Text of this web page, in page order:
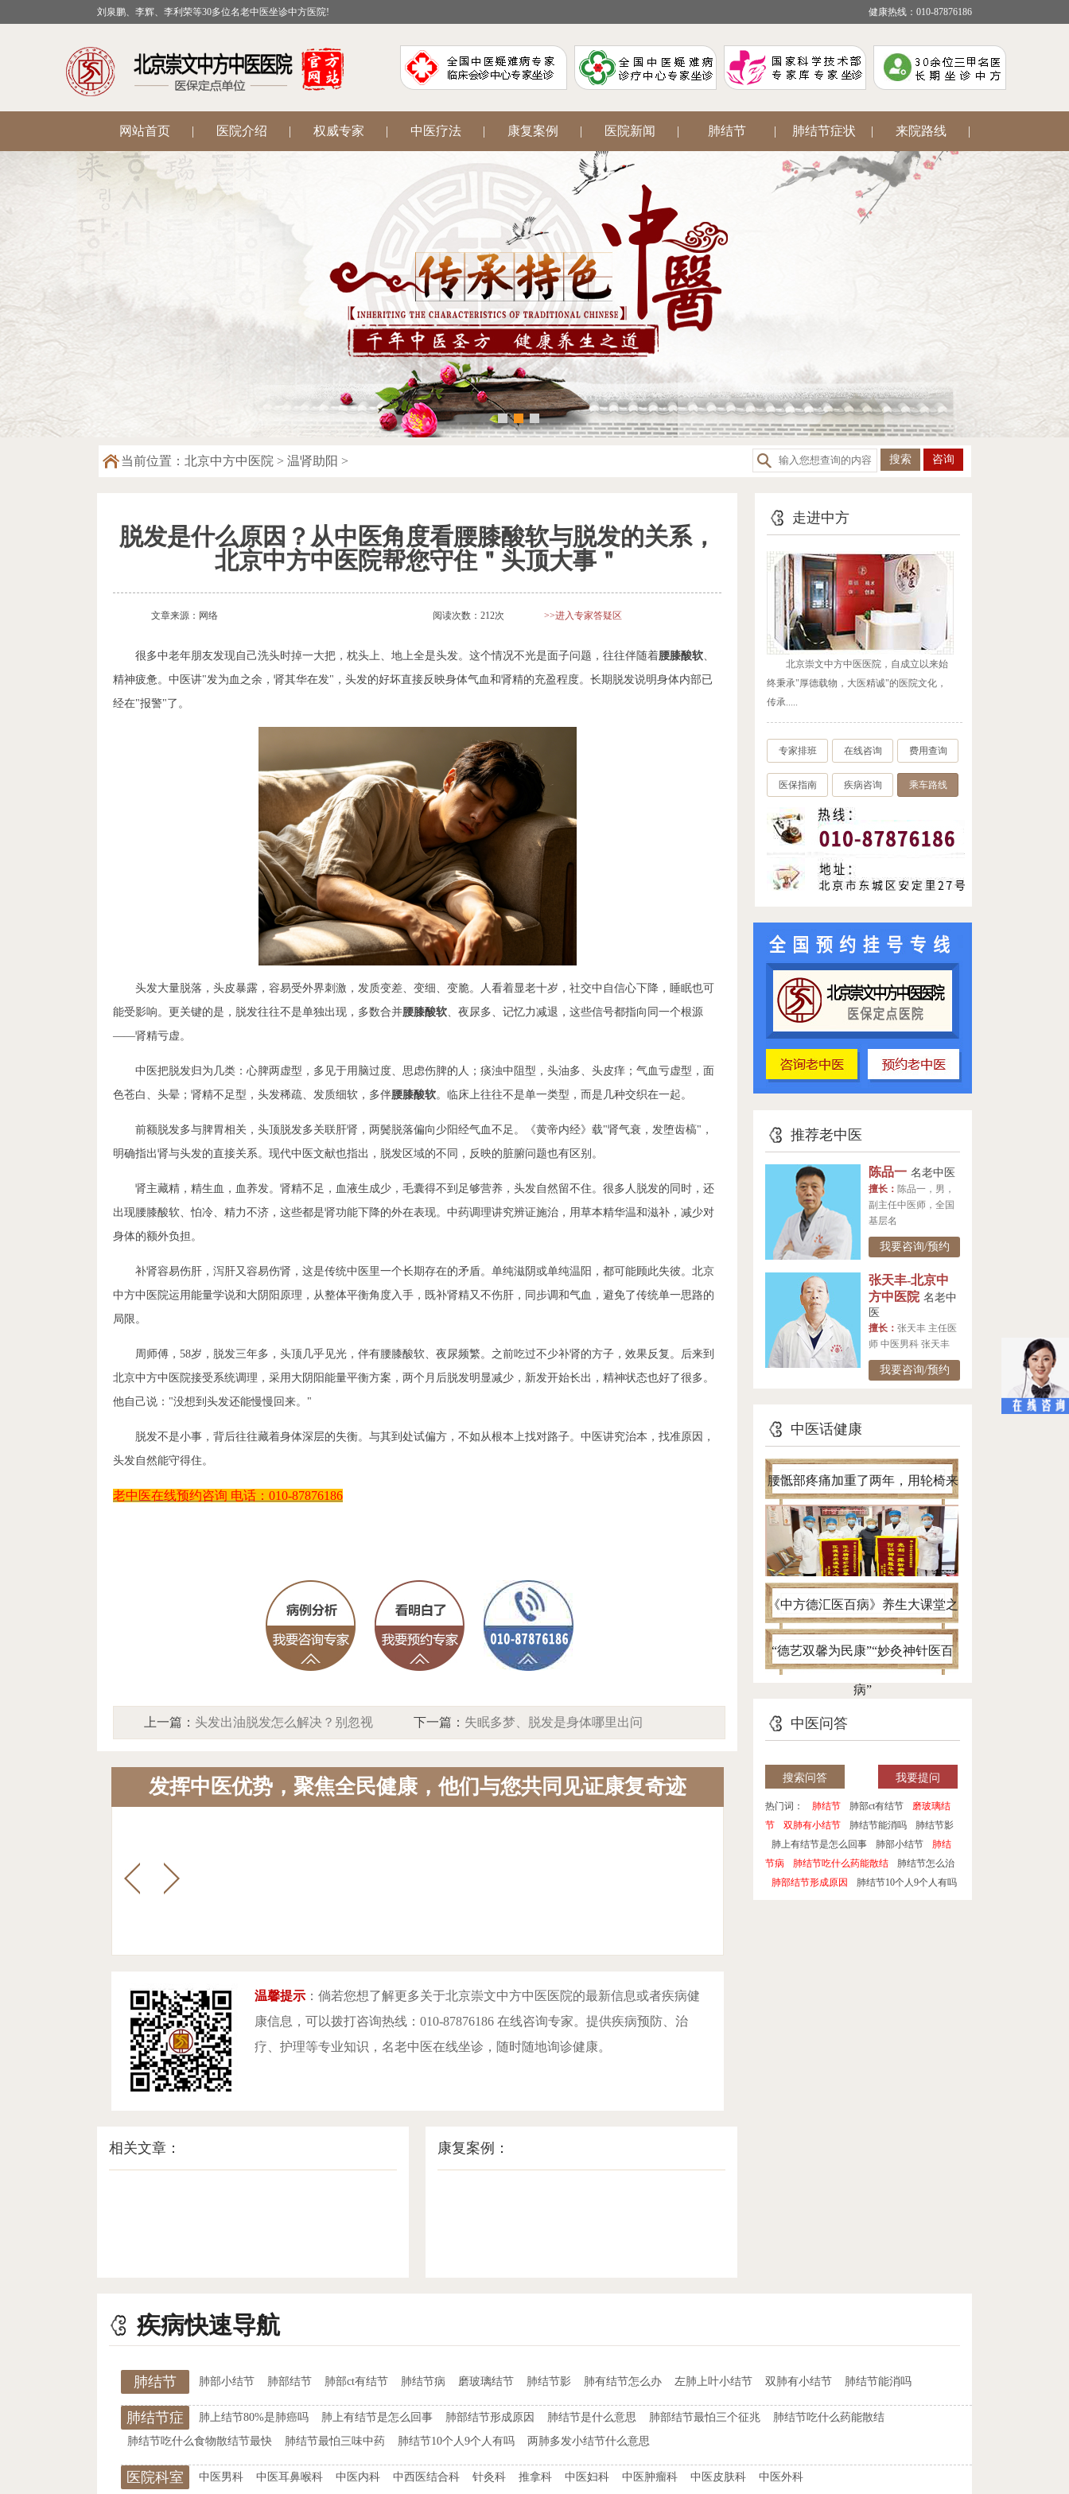
刘泉鹏、李辉、李利荣等30多位名老中医坐诊中方医院! 健康热线：010-87876186
网站首页 | 医院介绍 | 权威专家 | 中医疗法 | 康复案例 | 医院新闻 | 肺结节 | 肺结节症状 | 来院路线 |
公益活动 | 医院科室 腋臭狐臭 中医妇科 | 网上挂号
咨询
当前位置： 北京中方中医院 > 温肾助阳 >
脱发是什么原因？从中医角度看腰膝酸软与脱发的关系，
北京中方中医院帮您守住＂头顶大事＂
文章来源：网络 阅读次数：212次 >>进入专家答疑区
很多中老年朋友发现自己洗头时掉一大把，枕头上、地上全是头发。这个情况不光是面子问题，往往伴随着腰膝酸软、
精神疲惫。中医讲"发为血之余，肾其华在发"，头发的好坏直接反映身体气血和肾精的充盈程度。长期脱发说明身体内部已
经在"报警"了。
头发大量脱落，头皮暴露，容易受外界刺激，发质变差、变细、变脆。人看着显老十岁，社交中自信心下降，睡眠也可
能受影响。更关键的是，脱发往往不是单独出现，多数合并腰膝酸软、夜尿多、记忆力减退，这些信号都指向同一个根源
——肾精亏虚。
中医把脱发归为几类：心脾两虚型，多见于用脑过度、思虑伤脾的人；痰浊中阻型，头油多、头皮痒；气血亏虚型，面
色苍白、头晕；肾精不足型，头发稀疏、发质细软，多伴腰膝酸软。临床上往往不是单一类型，而是几种交织在一起。
前额脱发多与脾胃相关，头顶脱发多关联肝肾，两鬓脱落偏向少阳经气血不足。《黄帝内经》载"肾气衰，发堕齿槁"，
明确指出肾与头发的直接关系。现代中医文献也指出，脱发区域的不同，反映的脏腑问题也有区别。
肾主藏精，精生血，血养发。肾精不足，血液生成少，毛囊得不到足够营养，头发自然留不住。很多人脱发的同时，还
出现腰膝酸软、怕冷、精力不济，这些都是肾功能下降的外在表现。中药调理讲究辨证施治，用草本精华温和滋补，减少对
身体的额外负担。
补肾容易伤肝，泻肝又容易伤肾，这是传统中医里一个长期存在的矛盾。单纯滋阴或单纯温阳，都可能顾此失彼。北京
中方中医院运用能量学说和大阴阳原理，从整体平衡角度入手，既补肾精又不伤肝，同步调和气血，避免了传统单一思路的
局限。
周师傅，58岁，脱发三年多，头顶几乎见光，伴有腰膝酸软、夜尿频繁。之前吃过不少补肾的方子，效果反复。后来到
北京中方中医院接受系统调理，采用大阴阳能量平衡方案，两个月后脱发明显减少，新发开始长出，精神状态也好了很多。
他自己说："没想到头发还能慢慢回来。"
脱发不是小事，背后往往藏着身体深层的失衡。与其到处试偏方，不如从根本上找对路子。中医讲究治本，找准原因，
头发自然能守得住。
老中医在线预约咨询 电话： 010-87876186
上一篇： 头发出油脱发怎么解决？别忽视
帮你止脱固发
下一篇： 失眠多梦、脱发是身体哪里出问
医院帮你找准根源
发挥中医优势，聚焦全民健康，他们与您共同见证康复奇迹
温馨提示：倘若您想了解更多关于北京崇文中方中医医院的最新信息或者疾病健
康信息，可以拨打咨询热线：010-87876186 在线咨询专家。提供疾病预防、治
疗、护理等专业知识，名老中医在线坐诊，随时随地询诊健康。
相关文章： 康复案例：
走进中方
北京崇文中方中医医院，自成立以来始
终秉承"厚德载物，大医精诚"的医院文化，
传承.....
专家排班 在线咨询 费用查询
医保指南 疾病咨询 乘车路线
推荐老中医
陈品一 名老中医
擅长： 陈品一，男，
副主任中医师，全国
基层名
我要咨询/预约
张天丰-北京中
方中医院 名老中
医
擅长： 张天丰 主任医
师 中医男科 张天丰
我要咨询/预约
中医话健康
腰骶部疼痛加重了两年，用轮椅来
看病，针灸一个半月自己进病房
《中方德汇医百病》养生大课堂之
带您认清腰椎间盘突出真面目
“德艺双馨为民康”“妙灸神针医百
病”
中医问答
热门词： 肺结节 肺部ct有结节
磨玻璃结
节
双肺有小结节 肺结节能消吗
肺结节影
肺上有结节是怎么回事
肺部小结节
肺结
节病
肺结节吃什么药能散结
肺结节怎么治
肺部结节形成原因
肺结节10个人9个人有吗
疾病快速导航
肺结节 肺部小结节 肺部结节 肺部ct有结节 肺结节病 磨玻璃结节 肺结节影 肺有结节怎么办 左肺上叶小结节 双肺有小结节 肺结节能消吗
肺结节症
状
肺上结节80%是肺癌吗 肺上有结节是怎么回事 肺部结节形成原因 肺结节是什么意思 肺部结节最怕三个征兆
肺结节吃什么药能散结
肺结节吃什么食物散结节最快
肺结节最怕三味中药 肺结节10个人9个人有吗 两肺多发小结节什么意思
医院科室 中医男科 中医耳鼻喉科 中医内科 中西医结合科 针灸科 推拿科 中医妇科 中医肿瘤科 中医皮肤科 中医外科